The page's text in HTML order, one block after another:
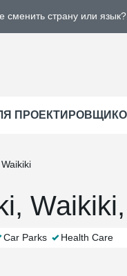
сменить страну или язык?
Car Parks Health Care